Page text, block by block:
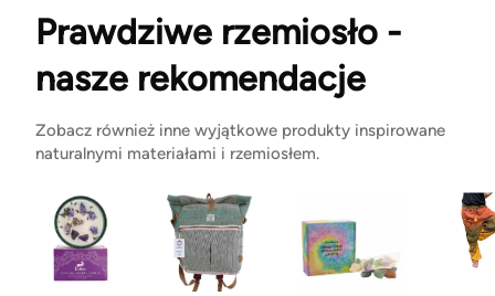
Prawdziwe rzemiosło -
nasze rekomendacje
Zobacz również inne wyjątkowe produkty inspirowane
naturalnymi materiałami i rzemiosłem.